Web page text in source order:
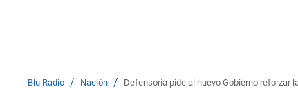
Blu Radio / Nación / Defensoría pide al nuevo Gobierno reforzar